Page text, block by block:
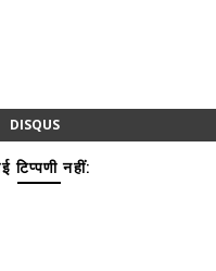
DISQUS
टिप्पणी नहीं: